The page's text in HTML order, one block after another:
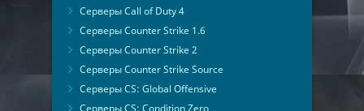
Серверы Call of Duty 4
Серверы Counter Strike 1.6
Серверы Counter Strike 2
Серверы Counter Strike Source
Серверы CS: Global Offensive